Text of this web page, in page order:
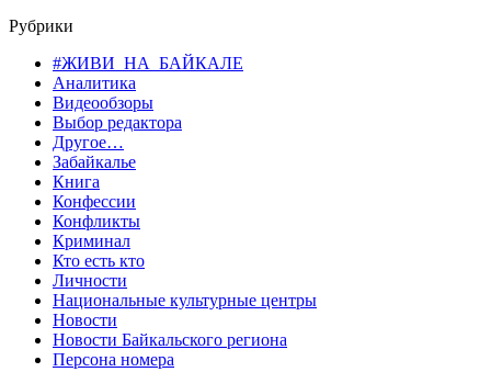
Рубрики
#ЖИВИ_НА_БАЙКАЛЕ
Аналитика
Видеообзоры
Выбор редактора
Другое…
Забайкалье
Книга
Конфессии
Конфликты
Криминал
Кто есть кто
Личности
Национальные культурные центры
Новости
Новости Байкальского региона
Персона номера